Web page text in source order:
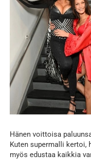
Hänen voittoisa
Kuten supermalli
myös edustaa kaikkia